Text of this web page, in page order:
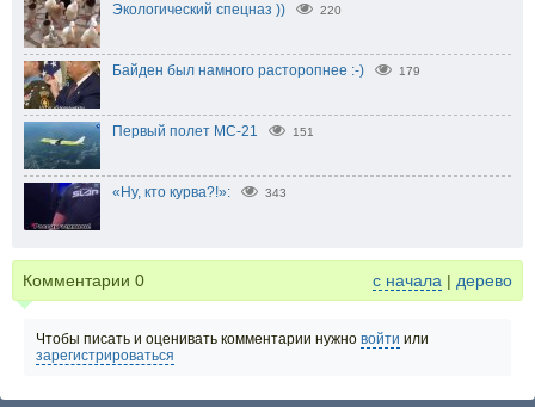
Экологический спецназ )) 220
Байден был намного расторопнее :-) 179
Первый полет МС-21 151
«Ну, кто курва?!»: 343
Комментарии 0 с начала | дерево
Чтобы писать и оценивать комментарии нужно войти или
зарегистрироваться